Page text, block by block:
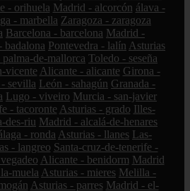
- orihuela Madrid - alcorcón álava -
- marbella Zaragoza - zaragoza
Barcelona - barcelona Madrid -
badalona Pontevedra - lalín Asturias
de-mallorca Toledo - seseña
vicente Alicante - alicante Girona -
sevilla León - sahagún Granada -
Lugo - viveiro Murcia - san-javier
- tacoronte Asturias - grado Illes-
des-riu Madrid - alcalá-de-henares
- ronda Asturias - llanes Las-
- langreo Santa-cruz-de-tenerife -
Alicante - benidorm Madrid
muela Asturias - mieres Melilla -
Asturias - parres Madrid - el-